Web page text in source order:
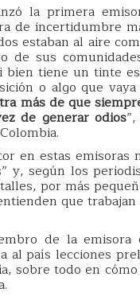
la primera
de incertidumbre
estaban al aire
de sus
bien tiene un tinte
o algo que
más de que
de generar odios
en estas
y, según los
por más
que
de la
al país lecciones
sobre todo en